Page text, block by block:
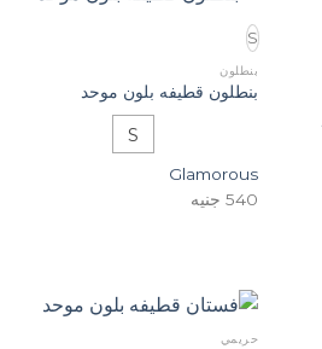
S
بنطلون
بنطلون قطيفه بلون موحد
S
Glamorous
540 جنيه
حريمي